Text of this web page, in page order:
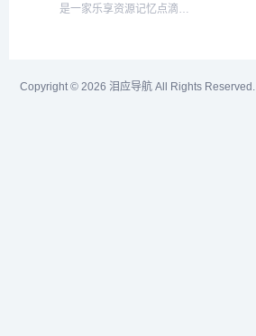
娃间隙、下课碎片、睡...
是一家乐享资源记忆点滴的
用,织音资源网,织音,花开云,
Copyright © 2026 泪应导航 All Rights Reserved.